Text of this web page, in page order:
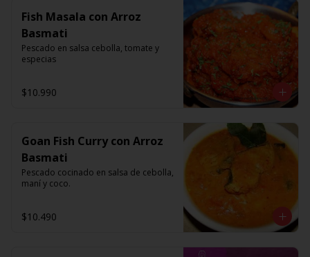
Fish Masala con Arroz
Basmati
Pescado en salsa cebolla, tomate y
especias
$10.990
Goan Fish Curry con Arroz
Basmati
Pescado cocinado en salsa de cebolla,
maní y coco.
$10.490